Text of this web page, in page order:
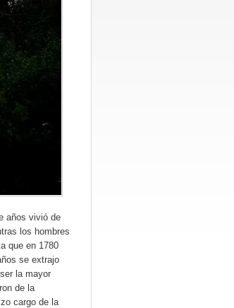
años vivió de
los hombres
que en 1780
se extrajo
la mayor
de la
cargo de la